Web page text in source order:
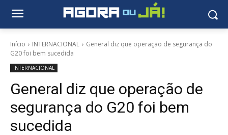
Início INTERNACIONAL
General diz que operação de segurança do
G20 foi bem sucedida
INTERNACIONAL
General diz que operação de
segurança do G20 foi bem
sucedida